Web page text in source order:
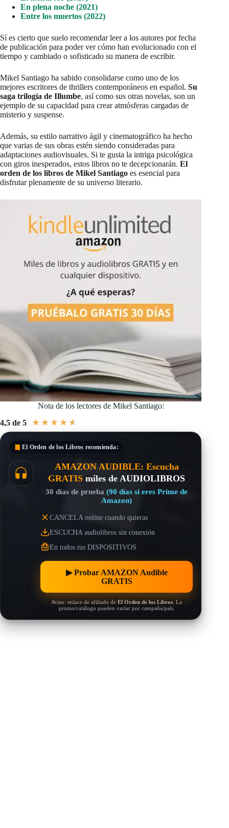
En plena noche (2021)
Entre los muertos (2022)
Sí es cierto que suelo recomendar leer a los autores por fecha
de publicación para poder ver cómo han evolucionado con el
tiempo y cambiado o sofisticado su manera de escribir.
Mikel Santiago ha sabido consolidarse como uno de los
mejores escritores de thrillers contemporáneos en español. Su
saga trilogía de Illumbe, así como sus otras novelas, son un
ejemplo de su capacidad para crear atmósferas cargadas de
misterio y suspense.
Además, su estilo narrativo ágil y cinematográfico ha hecho
que varias de sus obras estén siendo consideradas para
adaptaciones audiovisuales. Si te gusta la intriga psicológica
con giros inesperados, estos libros no te decepcionarán. El
orden de los libros de Mikel Santiago es esencial para
disfrutar plenamente de su universo literario.
Nota de los lectores de Mikel Santiago:
4,5 de 5
★ ★ ★ ★ ★
El Orden de los Libros recomienda:
AMAZON AUDIBLE: Escucha
GRATIS miles de AUDIOLIBROS
30 días de prueba(90 días si eres Prime de
Amazon)
CANCELA online cuando quieras
ESCUCHA audiolibros sin conexión
En todos tus DISPOSITIVOS
▶︎ Probar AMAZON Audible
GRATIS
Aviso: enlace de afiliado deEl Orden de los Libros . La
promo/catálogo pueden variar por campaña/país.